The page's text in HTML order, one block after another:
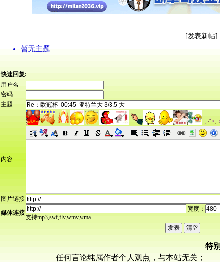
[发表新帖]
暂无主题
快速回复:
用户名
密码
主题
内容
图片链接
媒体连接
宽度：
支持mp3,swf,flv,wmv,wma
特
任何言论纯属作者个人观点，与本站无关；